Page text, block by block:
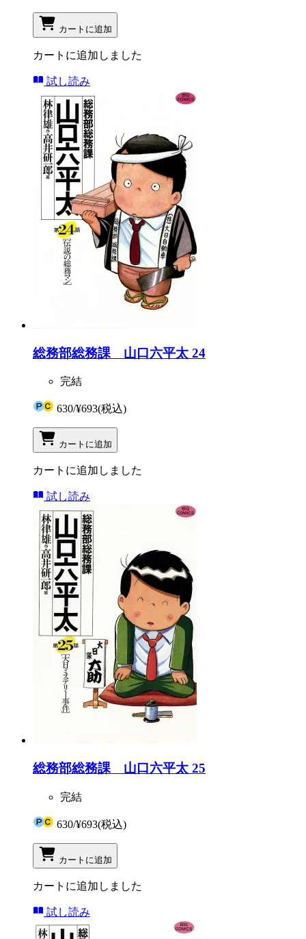
カートに追加
カートに追加しました
試し読み
総務部総務課 山口六平太 24
完結
630/¥693(税込)
カートに追加
カートに追加しました
試し読み
総務部総務課 山口六平太 25
完結
630/¥693(税込)
カートに追加
カートに追加しました
試し読み